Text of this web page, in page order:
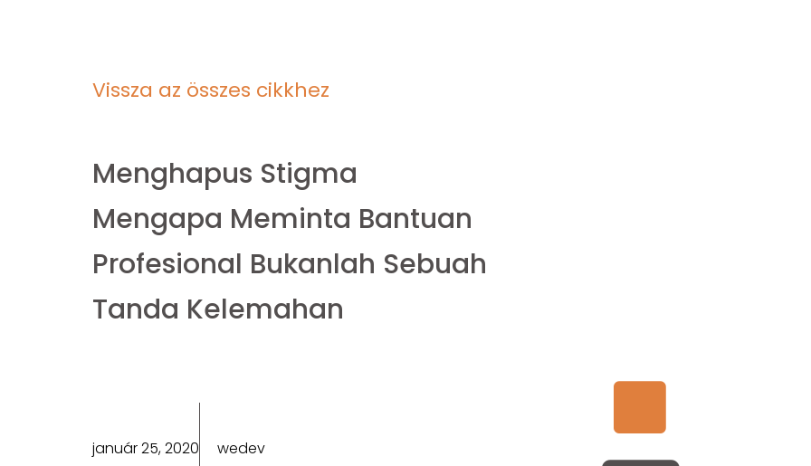
Vissza az összes cikkhez
Menghapus Stigma
Mengapa Meminta Bantuan
Profesional Bukanlah Sebuah
Tanda Kelemahan
január 25, 2020 wedev